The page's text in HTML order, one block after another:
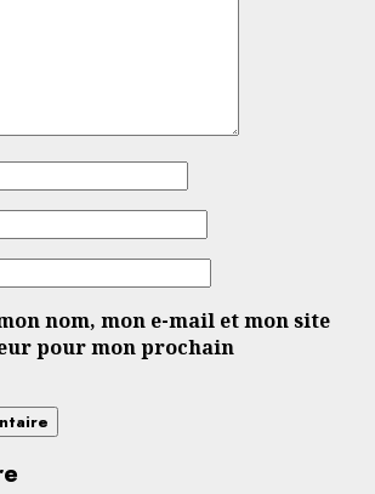
nom, mon e-mail et mon site
pour mon prochain